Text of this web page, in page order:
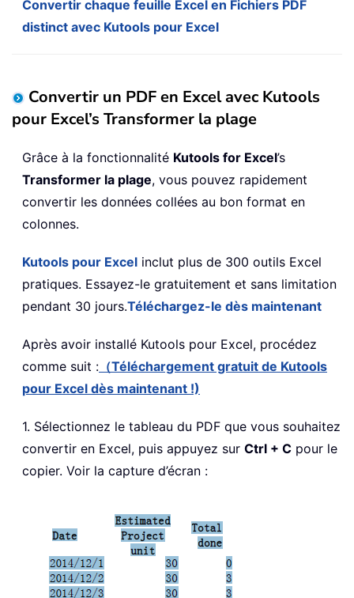
Convertir chaque feuille Excel en Fichiers PDF
distinct avec Kutools pour Excel
Convertir un PDF en Excel avec Kutools
pour Excel’s Transformer la plage
Grâce à la fonctionnalité Kutools for Excel’s
Transformer la plage, vous pouvez rapidement
convertir les données collées au bon format en
colonnes.
Kutools pour Excel inclut plus de 300 outils Excel
pratiques. Essayez-le gratuitement et sans limitation
pendant 30 jours.Téléchargez-le dès maintenant
Après avoir installé Kutools pour Excel, procédez
comme suit : （Téléchargement gratuit de Kutools
pour Excel dès maintenant !)
1. Sélectionnez le tableau du PDF que vous souhaitez
convertir en Excel, puis appuyez sur Ctrl + C pour le
copier. Voir la capture d’écran :